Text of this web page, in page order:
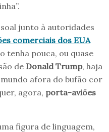
junto à autoridades
comerciais dos EUA
tenha pouca, ou quase
de Donald Trump, haja
afora do bufão cor
agora, porta-aviões
figura de linguagem,